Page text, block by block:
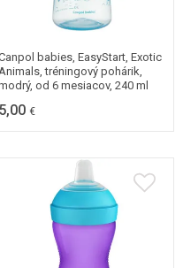
babies, EasyStart, Exotic
tréningový pohárik,
od 6 mesiacov, 240 ml
5,00 €